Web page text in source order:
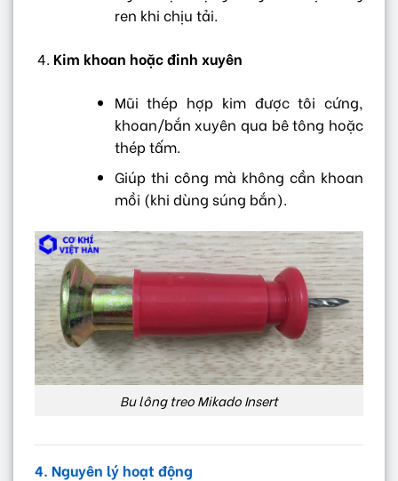
ren khi chịu tải.
Kim khoan hoặc đinh xuyên
Mũi thép hợp kim được tôi cứng,
khoan/bắn xuyên qua bê tông hoặc
thép tấm.
Giúp thi công mà không cần khoan
mồi (khi dùng súng bắn).
Bu lông treo Mikado Insert
4. Nguyên lý hoạt động